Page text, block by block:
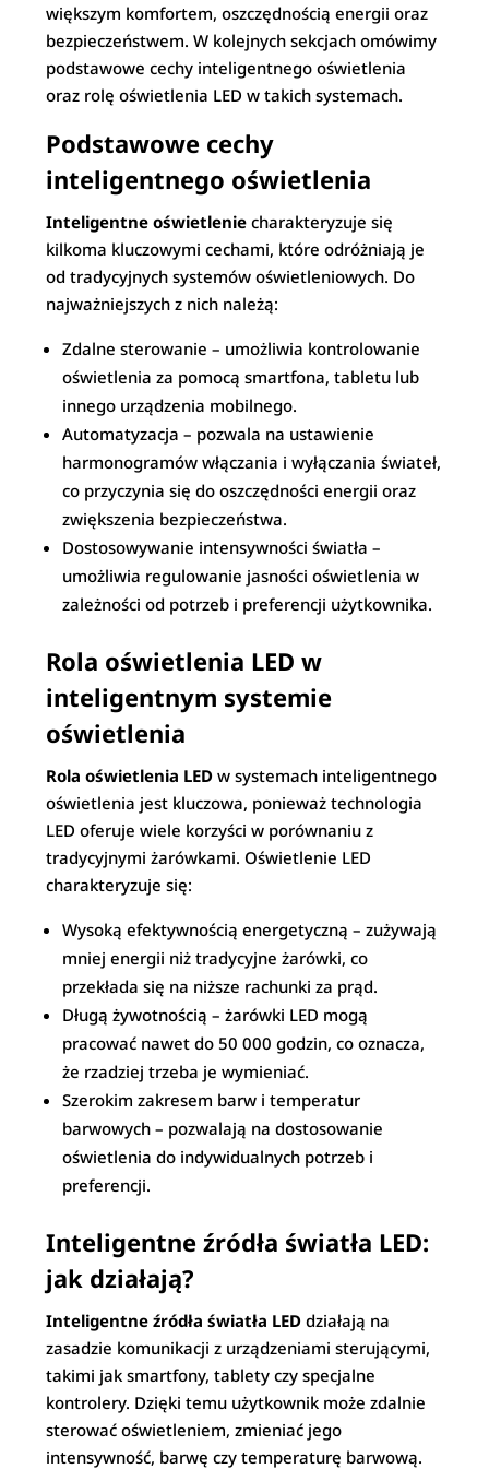
większym komfortem, oszczędnością energii oraz
bezpieczeństwem. W kolejnych sekcjach omówimy
podstawowe cechy inteligentnego oświetlenia
oraz rolę oświetlenia LED w takich systemach.
Podstawowe cechy
inteligentnego oświetlenia
Inteligentne oświetlenie charakteryzuje się
kilkoma kluczowymi cechami, które odróżniają je
od tradycyjnych systemów oświetleniowych. Do
najważniejszych z nich należą:
Zdalne sterowanie – umożliwia kontrolowanie
oświetlenia za pomocą smartfona, tabletu lub
innego urządzenia mobilnego.
Automatyzacja – pozwala na ustawienie
harmonogramów włączania i wyłączania świateł,
co przyczynia się do oszczędności energii oraz
zwiększenia bezpieczeństwa.
Dostosowywanie intensywności światła –
umożliwia regulowanie jasności oświetlenia w
zależności od potrzeb i preferencji użytkownika.
Rola oświetlenia LED w
inteligentnym systemie
oświetlenia
Rola oświetlenia LED w systemach inteligentnego
oświetlenia jest kluczowa, ponieważ technologia
LED oferuje wiele korzyści w porównaniu z
tradycyjnymi żarówkami. Oświetlenie LED
charakteryzuje się:
Wysoką efektywnością energetyczną – zużywają
mniej energii niż tradycyjne żarówki, co
przekłada się na niższe rachunki za prąd.
Długą żywotnością – żarówki LED mogą
pracować nawet do 50 000 godzin, co oznacza,
że rzadziej trzeba je wymieniać.
Szerokim zakresem barw i temperatur
barwowych – pozwalają na dostosowanie
oświetlenia do indywidualnych potrzeb i
preferencji.
Inteligentne źródła światła LED:
jak działają?
Inteligentne źródła światła LED działają na
zasadzie komunikacji z urządzeniami sterującymi,
takimi jak smartfony, tablety czy specjalne
kontrolery. Dzięki temu użytkownik może zdalnie
sterować oświetleniem, zmieniać jego
intensywność, barwę czy temperaturę barwową.